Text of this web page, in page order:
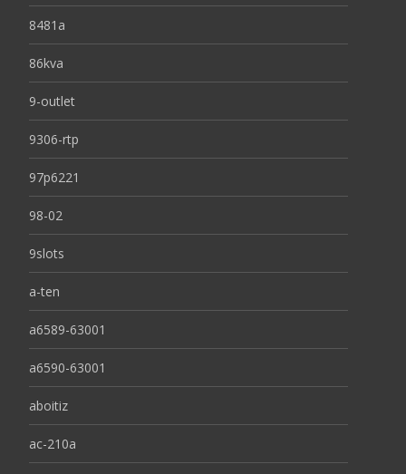
8481a
86kva
9-outlet
9306-rtp
97p6221
98-02
9slots
a-ten
a6589-63001
a6590-63001
aboitiz
ac-210a